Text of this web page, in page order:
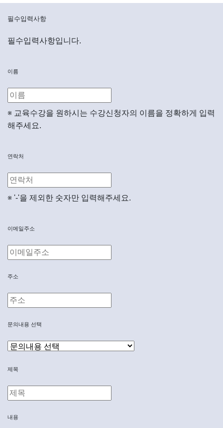
필수입력사항
필수입력사항입니다.
이름
※ 교육수강을 원하시는 수강신청자의 이름을 정확하게 입력
해주세요.
연락처
※ '-'을 제외한 숫자만 입력해주세요.
이메일주소
주소
문의내용 선택
제목
내용